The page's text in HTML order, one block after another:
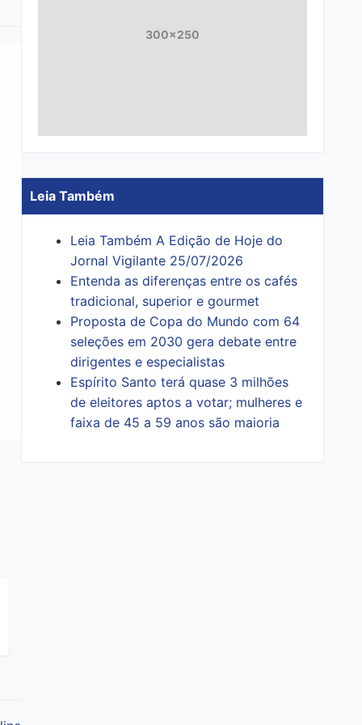
300x250
Leia Também
Leia Também A Edição de Hoje do
Jornal Vigilante 25/07/2026
Entenda as diferenças entre os cafés
tradicional, superior e gourmet
Proposta de Copa do Mundo com 64
seleções em 2030 gera debate entre
dirigentes e especialistas
Espírito Santo terá quase 3 milhões
de eleitores aptos a votar; mulheres e
faixa de 45 a 59 anos são maioria